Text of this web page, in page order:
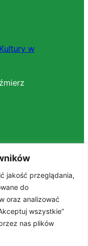
jakość przeglądania,
do
oraz analizować
wszystkie”
nas plików
w